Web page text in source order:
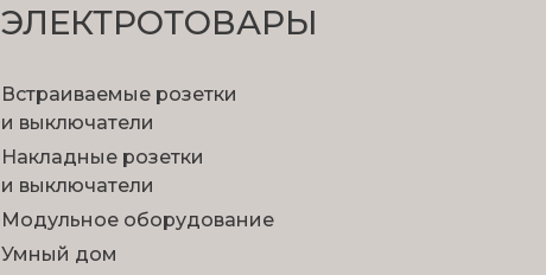
ЭЛЕКТРОТОВАРЫ
Встраиваемые розетки
и выключатели
Накладные розетки
и выключатели
Модульное оборудование
Умный дом